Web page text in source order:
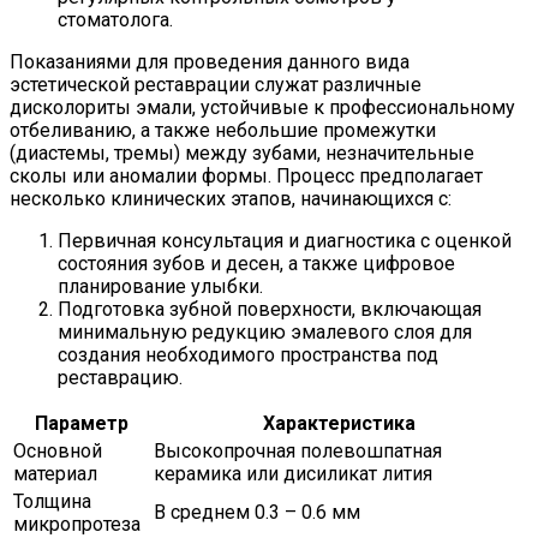
стоматолога.
Показаниями для проведения данного вида
эстетической реставрации служат различные
дисколориты эмали, устойчивые к профессиональному
отбеливанию, а также небольшие промежутки
(диастемы, тремы) между зубами, незначительные
сколы или аномалии формы. Процесс предполагает
несколько клинических этапов, начинающихся с:
Первичная консультация и диагностика с оценкой
состояния зубов и десен, а также цифровое
планирование улыбки.
Подготовка зубной поверхности, включающая
минимальную редукцию эмалевого слоя для
создания необходимого пространства под
реставрацию.
Параметр
Характеристика
Основной
материал
Высокопрочная полевошпатная
керамика или дисиликат лития
Толщина
микропротеза
В среднем 0.3 – 0.6 мм